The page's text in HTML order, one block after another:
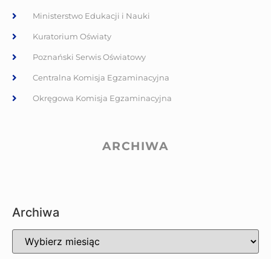
Ministerstwo Edukacji i Nauki
Kuratorium Oświaty
Poznański Serwis Oświatowy
Centralna Komisja Egzaminacyjna
Okręgowa Komisja Egzaminacyjna
ARCHIWA
Archiwa